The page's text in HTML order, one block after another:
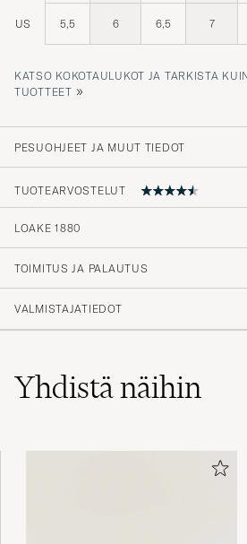
US 5,5 6 6,5 7
KATSO KOKOTAULUKOT JA TARKISTA
TUOTTEET »
PESUOHJEET JA MUUT TIEDOT
TUOTEARVOSTELUT
Väldigt nöjd med mina Loake.
och mycket sko för pengarna.
OSTETTU OSOITTEESSA
LOAKE 1880
TOIMITUS JA PALAUTUS
VALMISTAJATIEDOT
Yhdistä näihin